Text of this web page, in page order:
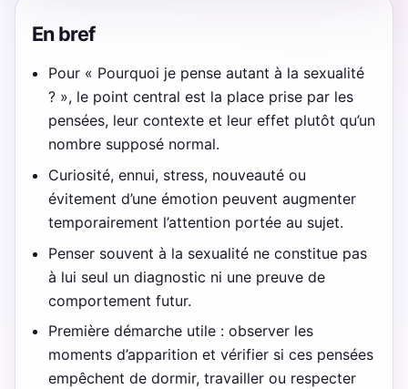
En bref
Pour « Pourquoi je pense autant à la sexualité
? », le point central est la place prise par les
pensées, leur contexte et leur effet plutôt qu’un
nombre supposé normal.
Curiosité, ennui, stress, nouveauté ou
évitement d’une émotion peuvent augmenter
temporairement l’attention portée au sujet.
Penser souvent à la sexualité ne constitue pas
à lui seul un diagnostic ni une preuve de
comportement futur.
Première démarche utile : observer les
moments d’apparition et vérifier si ces pensées
empêchent de dormir, travailler ou respecter